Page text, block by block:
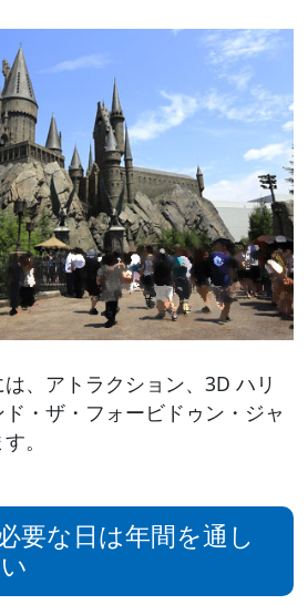
、アトラクション、3D ハリ
・ザ・フォービドゥン・ジャ
。
要な日は年間を通し